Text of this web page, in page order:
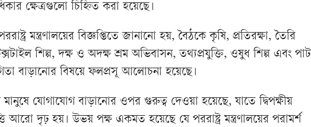
ক্ষেত্রগুলো চিহ্নিত করা হয়েছে।
মন্ত্রণালয়ের বিজ্ঞপ্তিতে জানানো হয়, বৈঠকে কৃষি, প্রতিরক্ষা, তৈরি
শিল্প, দক্ষ ও অদক্ষ শ্রম অভিবাসন, তথ্যপ্রযুক্তি, ওষুধ শিল্প এবং পাট
বাড়ানোর বিষয়ে ফলপ্রসূ আলোচনা হয়েছে।
মানুষে যোগাযোগ বাড়ানোর ওপর গুরুত্ব দেওয়া হয়েছে, যাতে দ্বিপক্ষীয়
আরো দৃঢ় হয়। উভয় পক্ষ একমত হয়েছে যে পররাষ্ট্র মন্ত্রণালয়ের পরামর্শ